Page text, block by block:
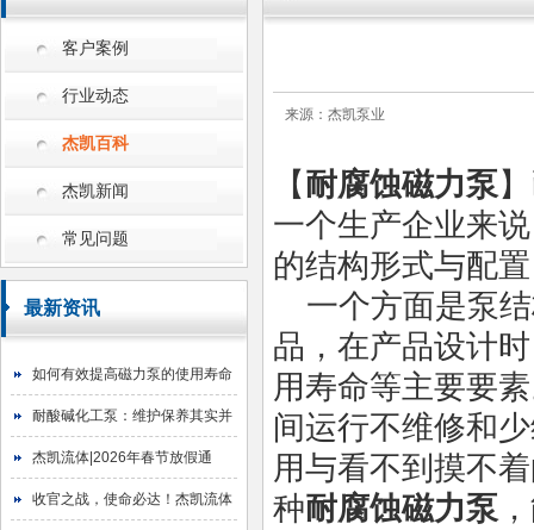
客户案例
行业动态
杰凯百科
杰凯新闻
常见问题
最新资讯
如何有效提高磁力泵的使用寿命
耐酸碱化工泵：维护保养其实并
不难
杰凯流体|2026年春节放假通
知！
收官之战，使命必达！杰凯流体
来源：杰凯泵业
【 耐腐蚀磁力泵
一个生产企业来
的结构形式与配
一个方面是泵
品，在产品设计
用寿命等主要要
间运行不维修和
用与看不到摸不
种耐腐蚀磁力泵